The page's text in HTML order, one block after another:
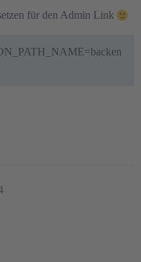
für den Admin Link